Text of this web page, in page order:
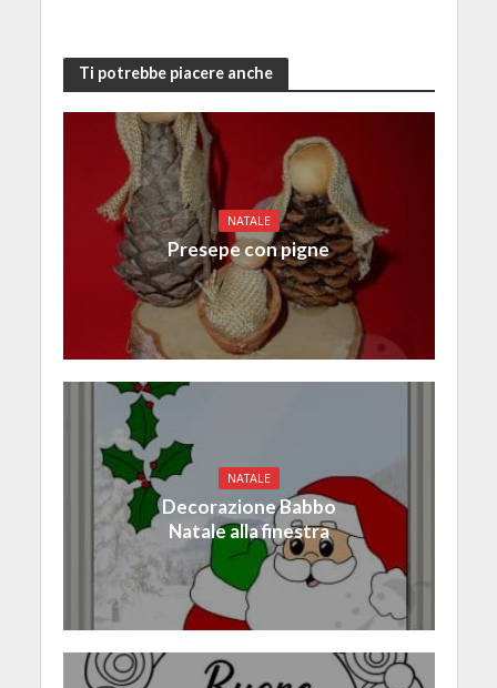
Ti potrebbe piacere anche
NATALE
Presepe con pigne
NATALE
Decorazione Babbo
Natale alla finestra